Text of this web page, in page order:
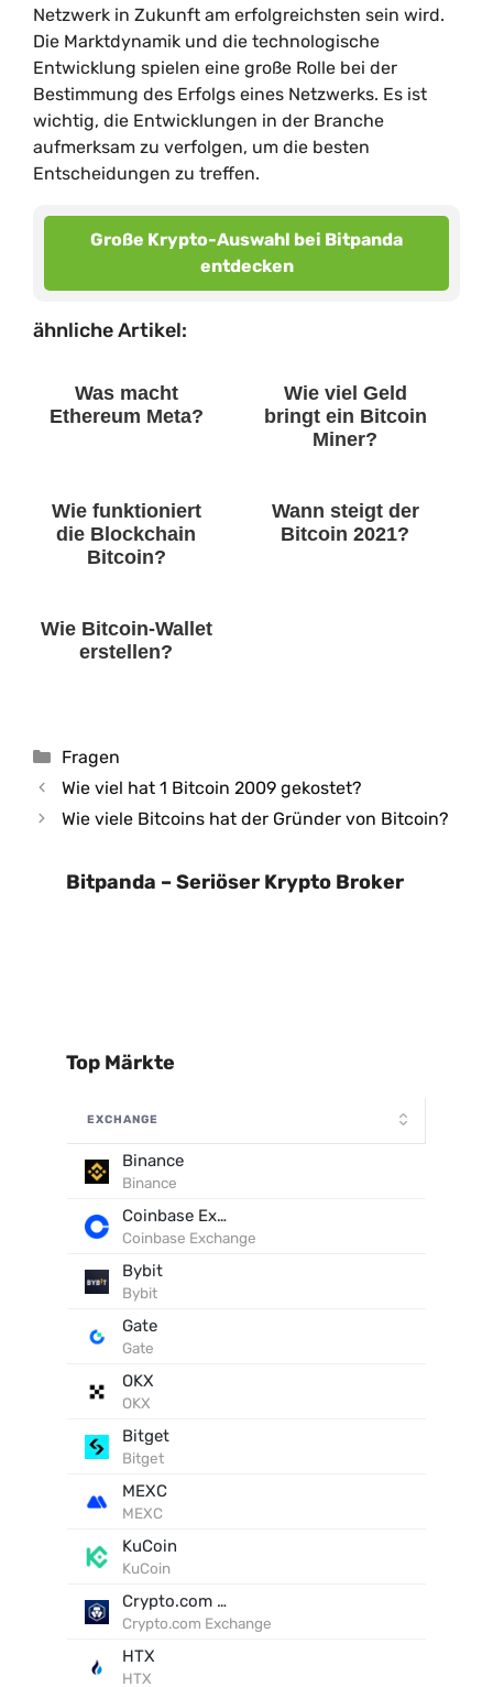
Netzwerk in Zukunft am erfolgreichsten sein wird.
Die Marktdynamik und die technologische
Entwicklung spielen eine große Rolle bei der
Bestimmung des Erfolgs eines Netzwerks. Es ist
wichtig, die Entwicklungen in der Branche
aufmerksam zu verfolgen, um die besten
Entscheidungen zu treffen.
Große Krypto-Auswahl bei Bitpanda
entdecken
ähnliche Artikel:
Was macht
Ethereum Meta?
Wie viel Geld
bringt ein Bitcoin
Miner?
Wie funktioniert
die Blockchain
Bitcoin?
Wann steigt der
Bitcoin 2021?
Wie Bitcoin-Wallet
erstellen?
Kategorien
Fragen
Wie viel hat 1 Bitcoin 2009 gekostet?
Wie viele Bitcoins hat der Gründer von Bitcoin?
Bitpanda – Seriöser Krypto Broker
Top Märkte
EXCHANGE
Binance
Binance
Coinbase Exchange
Coinbase Exchange
Bybit
Bybit
Gate
Gate
OKX
OKX
Bitget
Bitget
MEXC
MEXC
KuCoin
KuCoin
Crypto.com Exchange
Crypto.com Exchange
HTX
HTX